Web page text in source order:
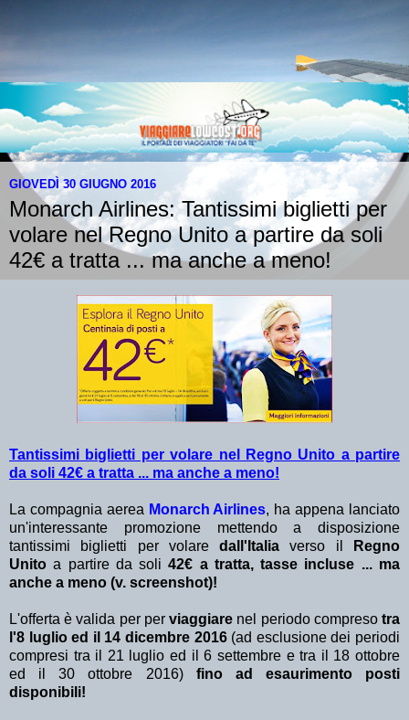
GIOVEDÌ 30 GIUGNO 2016
Monarch Airlines: Tantissimi biglietti per
volare nel Regno Unito a partire da soli
42€ a tratta ... ma anche a meno!
Tantissimi biglietti per volare nel Regno Unito a partire
da soli 42€ a tratta ... ma anche a meno!
La compagnia aerea Monarch Airlines, ha appena lanciato
un'interessante promozione mettendo a disposizione
tantissimi biglietti per volaredall'Italia verso il
Regno
Unitoa partire da soli42€ a tratta, tasse incluse ... ma
anche a meno (v. screenshot)!
L'offerta è valida per perviaggiare nel periodo compresotra
l'8 luglio ed il 14 dicembre 2016(ad esclusione dei periodi
compresi tra il 21 luglio ed il 6 settembre e tra il 18 ottobre
ed il 30 ottobre 2016)
fino ad esaurimento posti
disponibili!